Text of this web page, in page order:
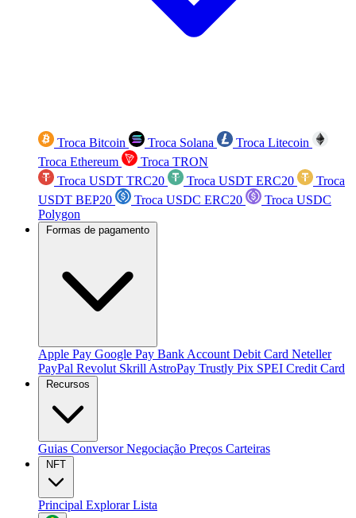
Troca Bitcoin Troca Solana
Troca Litecoin
Troca Ethereum
Troca TRON
Troca USDT TRC20
Troca USDT ERC20
Troca
USDT BEP20
Troca USDC ERC20
Troca USDC
Polygon
Formas de pagamento
Apple Pay Google Pay Bank Account Debit Card Neteller
PayPal Revolut Skrill AstroPay Trustly Pix SPEI Credit Card
Recursos
Guias ConversorNegociação Preços Carteiras
NFT
Principal ExplorarLista